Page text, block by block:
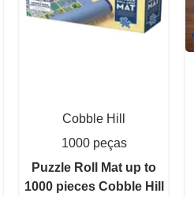
Cobble Hill
1000 peças
Puzzle Roll Mat up to
1000 pieces Cobble Hill